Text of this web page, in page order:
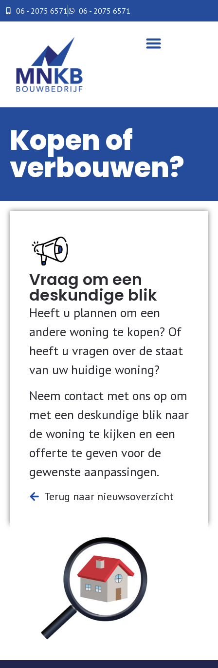
06 - 2075 6571 06 - 2075 6571
Kopen of
verbouwen?
Vraag om een
deskundige blik
Heeft u plannen om een
andere woning te kopen? Of
heeft u vragen over de staat
van uw huidige woning?
Neem contact met ons op om
met een deskundige blik naar
de woning te kijken en een
offerte te geven voor de
gewenste aanpassingen.
Terug naar nieuwsoverzicht